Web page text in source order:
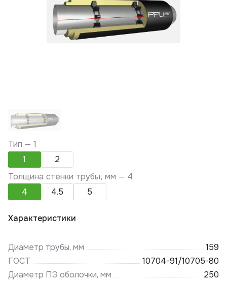
Тип —1
1
2
Толщина стенки трубы, мм — 4
4
4.5 5
Характеристики
Диаметр трубы, мм
159
ГОСТ
10704-91/10705-80
Диаметр ПЭ оболочки, мм
250